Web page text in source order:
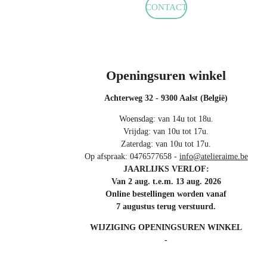
CONTACT
Openingsuren winkel
Achterweg 32 - 9300 Aalst (België)
Woensdag: van 14u tot 18u.
Vrijdag: van 10u tot 17u.
Zaterdag: van 10u tot 17u.
Op afspraak: 0476577658 - info@atelieraime.be
JAARLIJKS VERLOF:
Van 2 aug. t.e.m. 13 aug. 2026
Online bestellingen worden vanaf
7 augustus terug verstuurd.
WIJZIGING OPENINGSUREN WINKEL
-